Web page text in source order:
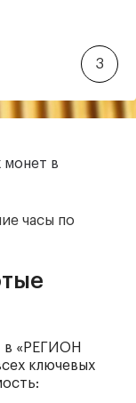
3
монет в
часы по
в «РЕГИОН
ключевых